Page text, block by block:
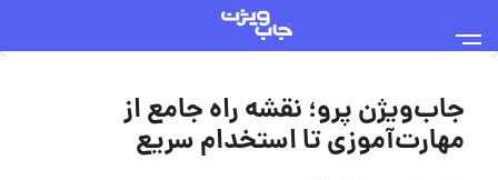
جاب‌ویژن پرو؛ نقشه راه جامع از
مهارت‌آموزی تا استخدام سریع